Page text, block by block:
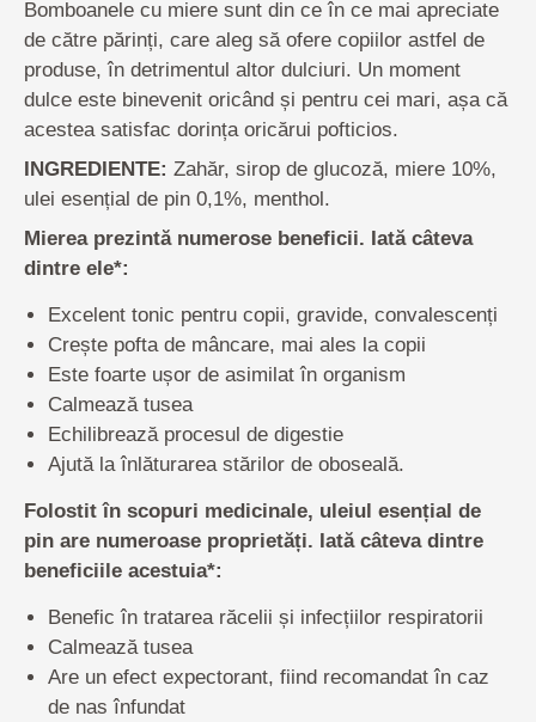
Bomboanele cu miere sunt din ce în ce mai apreciate
de către părinți, care aleg să ofere copiilor astfel de
produse, în detrimentul altor dulciuri. Un moment
dulce este binevenit oricând și pentru cei mari, așa că
acestea satisfac dorința oricărui pofticios.
INGREDIENTE: Zahăr, sirop de glucoză, miere 10%,
ulei esențial de pin 0,1%, menthol.
Mierea prezintă numerose beneficii. Iată câteva
dintre ele*:
Excelent tonic pentru copii, gravide, convalescenți
Crește pofta de mâncare, mai ales la copii
Este foarte ușor de asimilat în organism
Calmează tusea
Echilibrează procesul de digestie
Ajută la înlăturarea stărilor de oboseală.
Folostit în scopuri medicinale, uleiul esențial de
pin are numeroase proprietăți. Iată câteva dintre
beneficiile acestuia*:
Benefic în tratarea răcelii și infecțiilor respiratorii
Calmează tusea
Are un efect expectorant, fiind recomandat în caz
de nas înfundat